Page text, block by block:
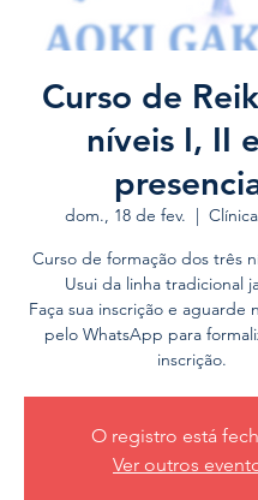
Curso de
níveis I, II
dom., 18 de fev.
  |
Curso de formação dos três
Usui da linha tradicional
Faça sua inscrição e aguarde
pelo WhatsApp para
inscrição.
O registro está
Ver outros